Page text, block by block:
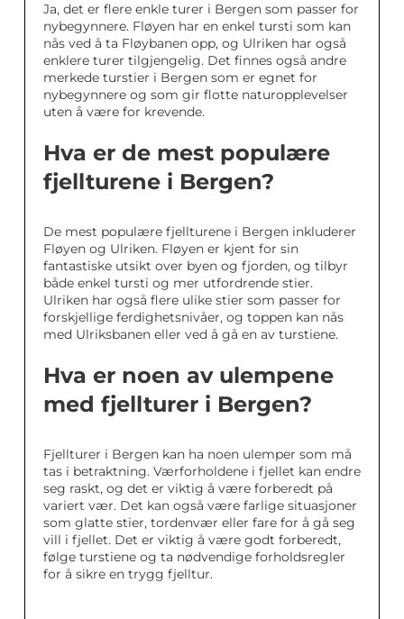
Ja, det er flere enkle turer i Bergen som passer for
nybegynnere. Fløyen har en enkel tursti som kan
nås ved å ta Fløybanen opp, og Ulriken har også
enklere turer tilgjengelig. Det finnes også andre
merkede turstier i Bergen som er egnet for
nybegynnere og som gir flotte naturopplevelser
uten å være for krevende.
Hva er de mest populære
fjellturene i Bergen?
De mest populære fjellturene i Bergen inkluderer
Fløyen og Ulriken. Fløyen er kjent for sin
fantastiske utsikt over byen og fjorden, og tilbyr
både enkel tursti og mer utfordrende stier.
Ulriken har også flere ulike stier som passer for
forskjellige ferdighetsnivåer, og toppen kan nås
med Ulriksbanen eller ved å gå en av turstiene.
Hva er noen av ulempene
med fjellturer i Bergen?
Fjellturer i Bergen kan ha noen ulemper som må
tas i betraktning. Værforholdene i fjellet kan endre
seg raskt, og det er viktig å være forberedt på
variert vær. Det kan også være farlige situasjoner
som glatte stier, tordenvær eller fare for å gå seg
vill i fjellet. Det er viktig å være godt forberedt,
følge turstiene og ta nødvendige forholdsregler
for å sikre en trygg fjelltur.